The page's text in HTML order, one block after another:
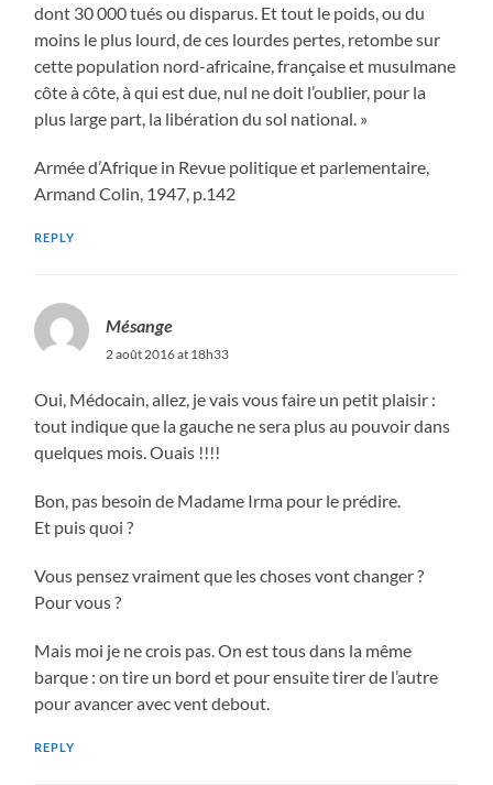
dont 30 000 tués ou disparus. Et tout le poids, ou du
moins le plus lourd, de ces lourdes pertes, retombe sur
cette population nord-africaine, française et musulmane
côte à côte, à qui est due, nul ne doit l’oublier, pour la
plus large part, la libération du sol national. »
Armée d’Afrique in Revue politique et parlementaire,
Armand Colin, 1947, p.142
REPLY
Mésange
2 août 2016 at 18h33
Oui, Médocain, allez, je vais vous faire un petit plaisir :
tout indique que la gauche ne sera plus au pouvoir dans
quelques mois. Ouais !!!!
Bon, pas besoin de Madame Irma pour le prédire.
Et puis quoi ?
Vous pensez vraiment que les choses vont changer ?
Pour vous ?
Mais moi je ne crois pas. On est tous dans la même
barque : on tire un bord et pour ensuite tirer de l’autre
pour avancer avec vent debout.
REPLY